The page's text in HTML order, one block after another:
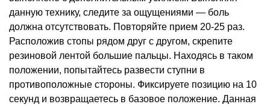
данную технику, следите за ощущениями — боль
должна отсутствовать. Повторяйте прием 20-25 раз.
Расположив стопы рядом друг с другом, скрепите
резиновой лентой большие пальцы. Находясь в таком
положении, попытайтесь развести ступни в
противоположные стороны. Фиксируете позицию на 10
секунд и возвращаетесь в базовое положение. Данная